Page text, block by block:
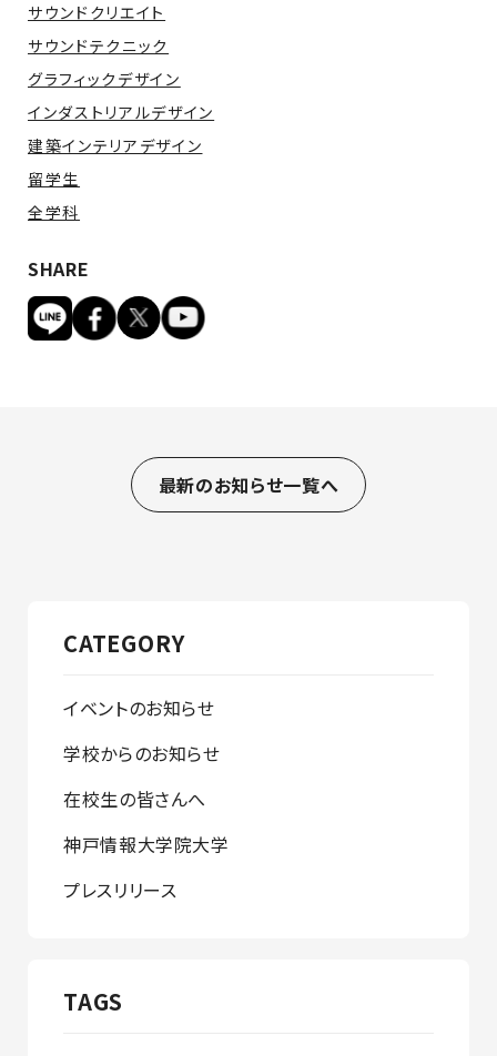
サウンドクリエイト
サウンドテクニック
グラフィックデザイン
インダストリアルデザイン
建築インテリアデザイン
留学生
全学科
SHARE
最新のお知らせ一覧へ
CATEGORY
イベントのお知らせ
学校からのお知らせ
在校生の皆さんへ
神戸情報大学院大学
プレスリリース
TAGS